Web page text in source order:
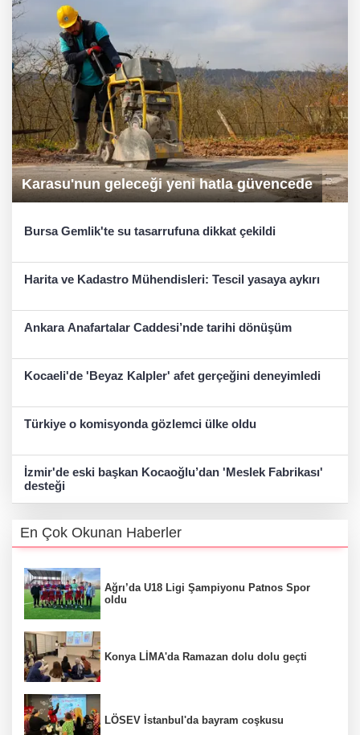
Karasu'nun geleceği yeni hatla güvencede
Bursa Gemlik'te su tasarrufuna dikkat çekildi
Harita ve Kadastro Mühendisleri: Tescil yasaya aykırı
Ankara Anafartalar Caddesi’nde tarihi dönüşüm
Kocaeli'de 'Beyaz Kalpler' afet gerçeğini deneyimledi
Türkiye o komisyonda gözlemci ülke oldu
İzmir'de eski başkan Kocaoğlu’dan 'Meslek Fabrikası'
desteği
En Çok Okunan Haberler
Ağrı’da U18 Ligi Şampiyonu Patnos Spor
oldu
Konya LİMA'da Ramazan dolu dolu geçti
LÖSEV İstanbul'da bayram coşkusu